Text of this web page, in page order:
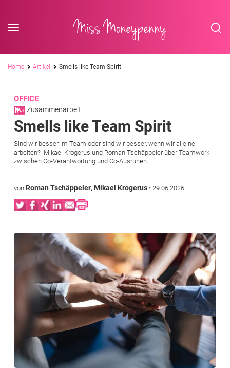
Miss Moneypenny
Pfadnavigation
Home Artikel Smells like Team Spirit
OFFICE
Zusammenarbeit
Smells like Team Spirit
Sind wir besser im Team oder sind wir besser, wenn wir alleine
arbeiten? Mikael Krogerus und Roman Tschäppeler über Teamwork
zwischen Co-Verantwortung und Co-Ausruhen.
von Roman Tschäppeler, Mikael Krogerus • 29.06.2026
Bild